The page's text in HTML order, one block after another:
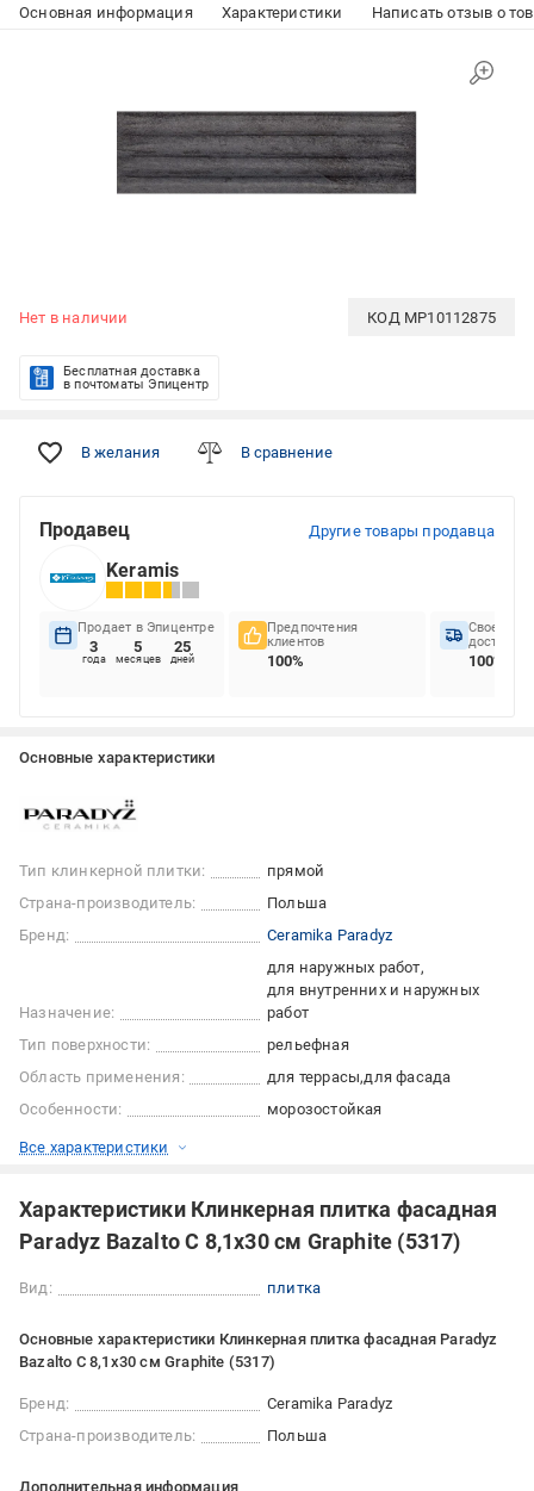
Основная информация Характеристики Написать отзыв о
Нет в наличии КОД MP10112875
Бесплатная доставка
в почтоматы Эпицентр
В желания В сравнение
Продавец Другие товары продавца
Keramis
Продает в Эпицентре
3
года
5
месяцев
25
дней
Предпочтения
клиентов
100%
доставок
100%
Основные характеристики
Тип клинкерной плитки:
прямой
Страна-производитель:
Польша
Бренд:
Ceramika Paradyz
Назначение:
для наружных работ
для внутренних и наружных
работ
Тип поверхности:
рельефная
Область применения:
для террасы для фасада
Особенности:
морозостойкая
Все характеристики
Характеристики Клинкерная плитка фасадная
Paradyz Bazalto C 8,1x30 см Graphite (5317)
Вид: плитка
Основные характеристики Клинкерная плитка фасадная Paradyz
Bazalto C 8,1x30 см Graphite (5317)
Бренд:
Ceramika Paradyz
Страна-производитель:
Польша
Дополнительная информация